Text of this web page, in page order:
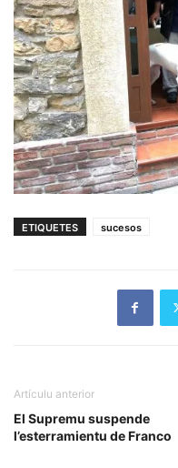
ETIQUETES sucesos
Artículu anterior
El Supremu suspende
l’esterramientu de Franco